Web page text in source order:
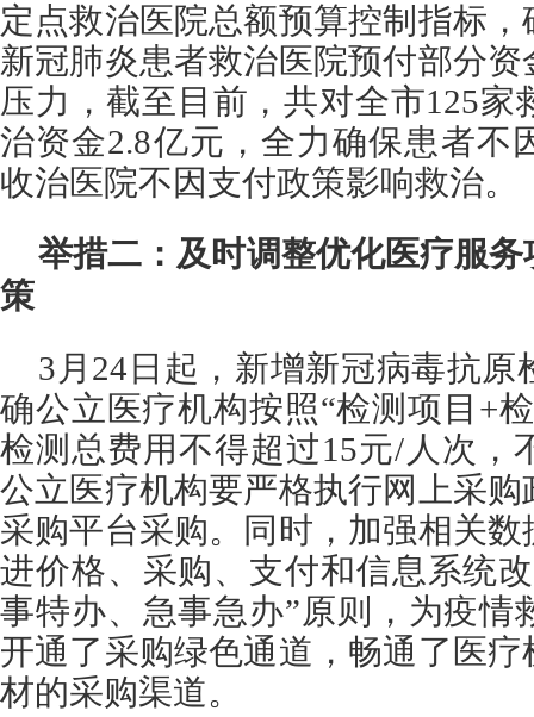
定点救治医院总额预算控制指标
新冠肺炎患者救治医院预付部分
压力，截至目前，共对全市125家
治资金2.8亿元，全力确保患者不
收治医院不因支付政策影响救治。
举措二：及时调整优化医疗服
策
3月24日起，新增新冠病毒抗
确公立医疗机构按照“检测项目+
检测总费用不得超过15元/人次，
公立医疗机构要严格执行网上采
采购平台采购。同时，加强相关
进价格、采购、支付和信息系统
事特办、急事急办”原则，为疫情
开通了采购绿色通道，畅通了医
材的采购渠道。